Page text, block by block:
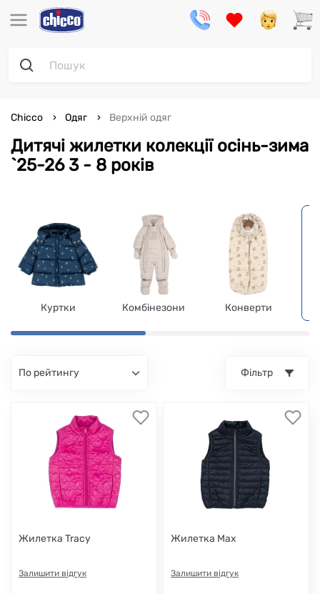
Дитячі жилетки колекції осінь-зима
`25-26 3 - 8 років
Chicco Одяг Верхній одяг
Куртки Комбінезони Конверти
по рейтингу Фільтр
Жилетка Tracy
Залишити відгук
Жилетка Max
Залишити відгук